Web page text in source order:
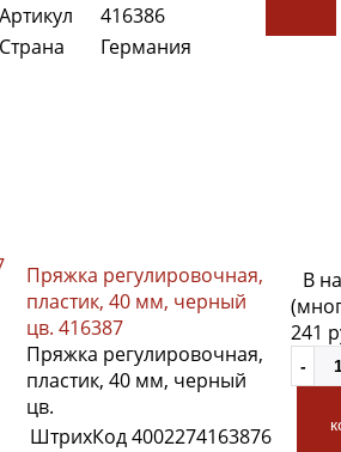
Артикул
416386
Страна
Германия
Пряжка регулировочная,
пластик, 40 мм, черный
цв. 416387
Пряжка регулировочная,
пластик, 40 мм, черный
цв.
ШтрихКод4002274163876
В
241